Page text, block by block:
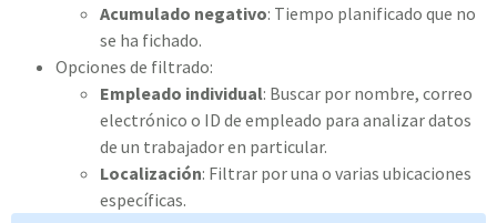
Acumulado negativo: Tiempo planificado que no
se ha fichado.
Opciones de filtrado:
Empleado individual: Buscar por nombre, correo
electrónico o ID de empleado para analizar datos
de un trabajador en particular.
Localización: Filtrar por una o varias ubicaciones
específicas.